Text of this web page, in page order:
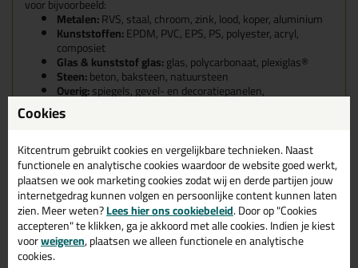
voor bijvoorbeeld:
Metalen:RVS, staal, chroom, zink, lood, koper, aluminium
Kunststoffen:EPDM, PVC, EPS, PS, polyester, acryl,
composiet
Glas & kunststof glas:glas, polycarbonaat, plexiglas®
Steen:beton, baksteen, natuursteen
Overig:spiegels, gevel- en decoratiepanelen,
plaatmateriaal, muur- en straatelementen
Kenmerken van de Kitcentrum
Multifix Lijmkit
Reukarm, blaas- en krimpvrij
Duurzaam permanent elastisch
Droogt kleefvrij op
Hecht uitstekend zonder primer, zelfs op vochtige
ondergronden
Cookies
Kitcentrum gebruikt cookies en vergelijkbare technieken. Naast
functionele en analytische cookies waardoor de website goed werkt,
plaatsen we ook marketing cookies zodat wij en derde partijen jouw
internetgedrag kunnen volgen en persoonlijke content kunnen laten
zien. Meer weten?Lees hier ons cookiebeleid. Door op "Cookies
accepteren" te klikken, ga je akkoord met alle cookies. Indien je kiest
voorweigeren, plaatsen we alleen functionele en analytische
cookies.